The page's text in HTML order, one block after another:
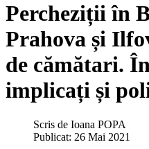
Percheziții în
Prahova și
de cămătari.
implicați și
Scris de Ioana POPA
Publicat: 26 Mai 2021